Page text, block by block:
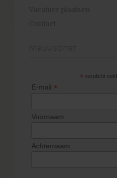
* verplicht veld
E-mail *
Voornaam
Achternaam